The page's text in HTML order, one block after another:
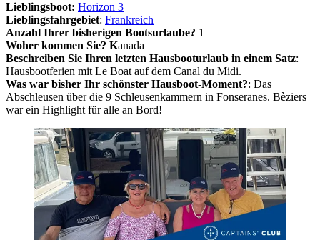
Lieblingsboot: Horizon 3
Lieblingsfahrgebiet: Frankreich
Anzahl Ihrer bisherigen Bootsurlaube? 1
Woher kommen Sie? Kanada
Beschreiben Sie Ihren letzten Hausbooturlaub in einem Satz:
Hausbootferien mit Le Boat auf dem Canal du Midi.
Was war bisher Ihr schönster Hausboot-Moment?: Das
Abschleusen über die 9 Schleusenkammern in Fonseranes. Bèziers
war ein Highlight für alle an Bord!